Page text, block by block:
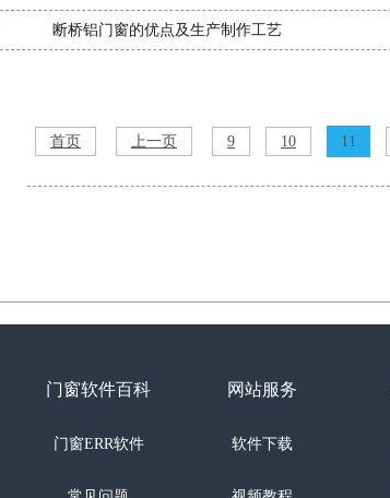
断桥铝门窗的优点及生产制作工艺
首页 上一页 9 10 11
门窗软件百科
门窗ERR软件
网站服务
软件下载